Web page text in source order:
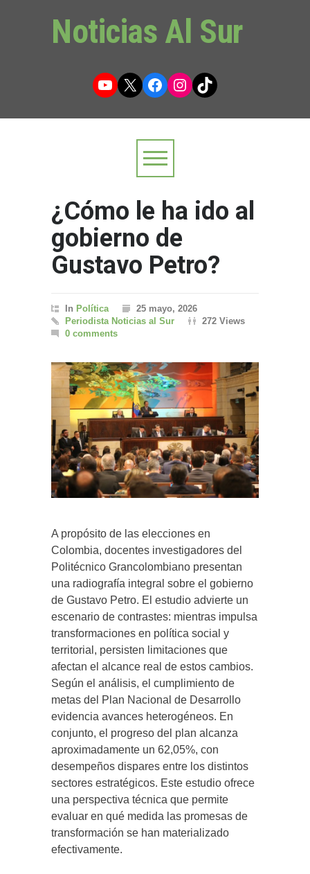
Noticias Al Sur
YouTube
X Facebook
Instagram
TikTok
¿Cómo le ha ido al
gobierno de
Gustavo Petro?
In Política
25 mayo, 2026
Periodista Noticias al Sur
272 Views
0 comments
A propósito de las elecciones en
Colombia, docentes investigadores del
Politécnico Grancolombiano presentan
una radiografía integral sobre el gobierno
de Gustavo Petro. El estudio advierte un
escenario de contrastes: mientras impulsa
transformaciones en política social y
territorial, persisten limitaciones que
afectan el alcance real de estos cambios.
Según el análisis, el cumplimiento de
metas del Plan Nacional de Desarrollo
evidencia avances heterogéneos. En
conjunto, el progreso del plan alcanza
aproximadamente un 62,05%, con
desempeños dispares entre los distintos
sectores estratégicos. Este estudio ofrece
una perspectiva técnica que permite
evaluar en qué medida las promesas de
transformación se han materializado
efectivamente.